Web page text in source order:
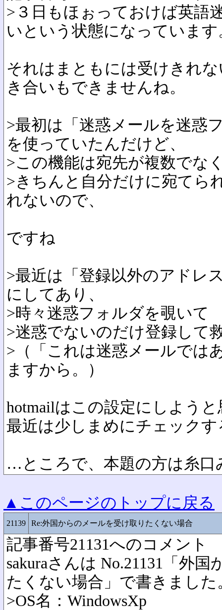
>３日もほぉっておけば英語
いという状態になっています
それはまともには受けきれ
き合いもできませんね。
>最初は「迷惑メールを迷惑
を使っていたんだけど、
>この機能は宛先が複数でな
>きちんと自分だけに宛てら
れないので、
ですね
>最近は「登録以外のアドレ
にしてあり、
>時々迷惑フォルダを覗いて
>迷惑でないのだけ登録して
>（「これは迷惑メールでは
ますから。）
hotmailはこの設定にしよう
最近は少しまめにチェック
…ところで、本題の方は糸口
▲このページのトップに戻る
21139 Re:外国からのメールを受け取りたくない場合
記事番号21131へのコメント
sakuraさんは No.21131「外
たくない場合」で書きました
>OS名：WindowsXp